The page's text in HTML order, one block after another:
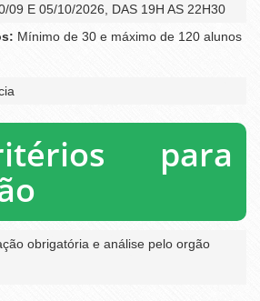
09 E 05/10/2026, DAS 19H AS 22H30
Mínimo de 30 e máximo de 120 alunos
para
obrigatória e análise pelo orgão